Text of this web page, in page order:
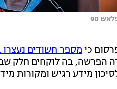
90
כימספר חשודים
הפרשה, בה לוקחים חלק
מידע רגיש ומקורות